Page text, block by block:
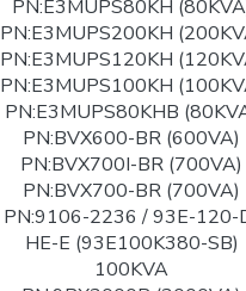
PN:E3MUPS80KH
PN:E3MUPS200KH
PN:E3MUPS120KH
PN:E3MUPS100KH
PN:E3MUPS80KHB
PN:BVX600-BR (600VA)
PN:BVX700I-BR (700VA)
PN:BVX700-BR (700VA)
PN:9106-2236 / 93E-120-
HE-E (93E100K380-SB)
100KVA